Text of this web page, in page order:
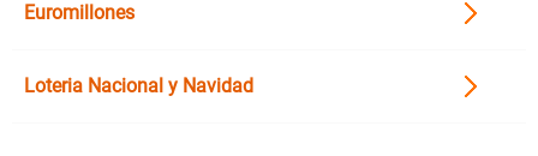
Euromillones
Loteria Nacional y Navidad